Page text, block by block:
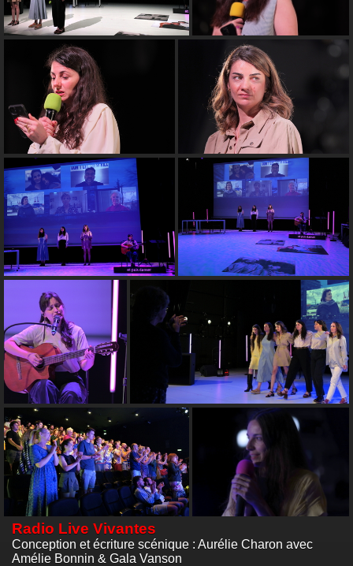
Radio Live Vivantes
Conception et écriture scénique : Aurélie Charon avec
Amélie Bonnin & Gala Vanson